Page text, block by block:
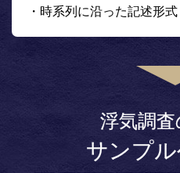
・時系列に沿った記述形式
浮気調
サンプル